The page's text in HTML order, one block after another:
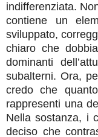
indifferenziata.
contiene un
sviluppato,
chiaro che
dominanti
subalterni. Ora,
credo che
rappresenti una
Nella sostanza, i
deciso che